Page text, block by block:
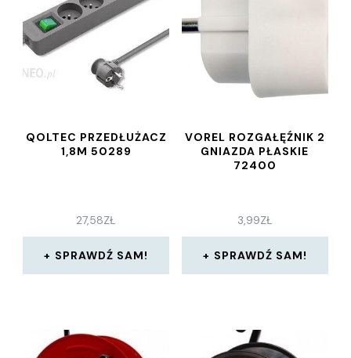
QOLTEC PRZEDŁUŻACZ
1,8M 50289
27,58ZŁ
SPRAWDŹ SAM!
VOREL ROZGAŁĘŹNIK 2
GNIAZDA PŁASKIE
72400
3,99ZŁ
SPRAWDŹ SAM!